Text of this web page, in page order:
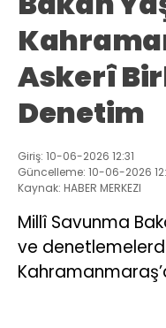
Askerî
Denetim
Giriş: 10-06-2026 12:31
Güncelleme: 10-06-2026
Kaynak: HABER MERKEZI
Millî Savunma
ve